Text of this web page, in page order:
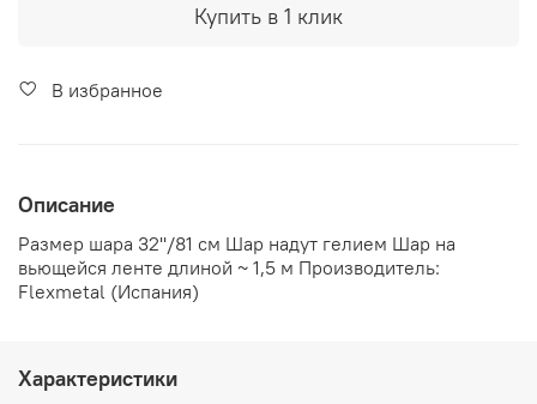
Купить в 1 клик
В избранное
Описание
Размер шара 32''/81 см Шар надут гелием Шар на
вьющейся ленте длиной ~ 1,5 м Производитель:
Flexmetal (Испания)
Характеристики